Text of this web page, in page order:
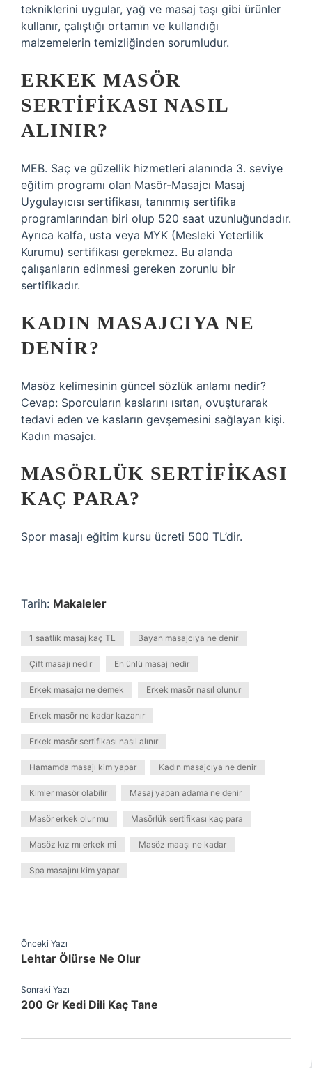
tekniklerini uygular, yağ ve masaj taşı gibi ürünler
kullanır, çalıştığı ortamın ve kullandığı
malzemelerin temizliğinden sorumludur.
ERKEK MASÖR
SERTIFIKASI NASIL
ALINIR?
MEB. Saç ve güzellik hizmetleri alanında 3. seviye
eğitim programı olan Masör-Masajcı Masaj
Uygulayıcısı sertifikası, tanınmış sertifika
programlarından biri olup 520 saat uzunluğundadır.
Ayrıca kalfa, usta veya MYK (Mesleki Yeterlilik
Kurumu) sertifikası gerekmez. Bu alanda
çalışanların edinmesi gereken zorunlu bir
sertifikadır.
KADIN MASAJCIYA NE
DENIR?
Masöz kelimesinin güncel sözlük anlamı nedir?
Cevap: Sporcuların kaslarını ısıtan, ovuşturarak
tedavi eden ve kasların gevşemesini sağlayan kişi.
Kadın masajcı.
MASÖRLÜK SERTIFIKASI
KAÇ PARA?
Spor masajı eğitim kursu ücreti 500 TL’dir.
Tarih: Makaleler
1 saatlik masaj kaç TL Bayan masajcıya ne denir
Çift masajı nedir En ünlü masaj nedir
Erkek masajcı ne demek Erkek masör nasıl olunur
Erkek masör ne kadar kazanır
Erkek masör sertifikası nasıl alınır
Hamamda masajı kim yapar Kadın masajcıya ne denir
Kimler masör olabilir Masaj yapan adama ne denir
Masör erkek olur mu Masörlük sertifikası kaç para
Masöz kız mı erkek mi Masöz maaşı ne kadar
Spa masajını kim yapar
Önceki Yazı
Lehtar Ölürse Ne Olur
Sonraki Yazı
200 Gr Kedi Dili Kaç Tane